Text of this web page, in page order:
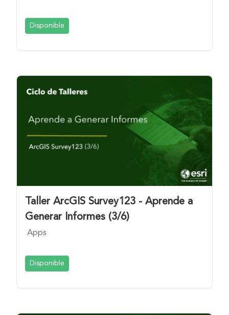
Disponible
Taller ArcGIS Survey123 - Aprende a
Generar Informes (3/6)
Apps
Disponible